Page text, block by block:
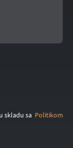
skladu sa Politikom